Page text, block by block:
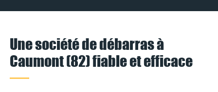
Une société de débarras à
Caumont (82) fiable et efficace